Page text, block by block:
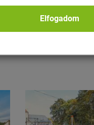
38+
Elfogadom